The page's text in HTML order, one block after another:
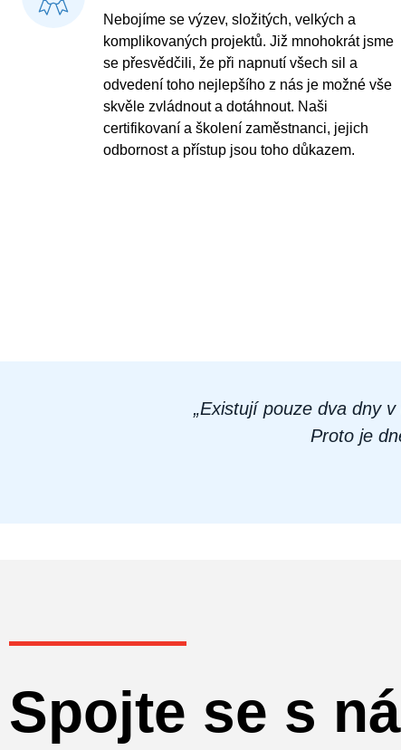
Nebojíme se výzev, složitých, velkých a
komplikovaných projektů. Již mnohokrát jsme
se přesvědčili, že při napnutí všech sil a
odvedení toho nejlepšího z nás je možné vše
skvěle zvládnout a dotáhnout. Naši
certifikovaní a školení zaměstnanci, jejich
odbornost a přístup jsou toho důkazem.
„Existují pouze dva dny
Proto je
Spojte se s